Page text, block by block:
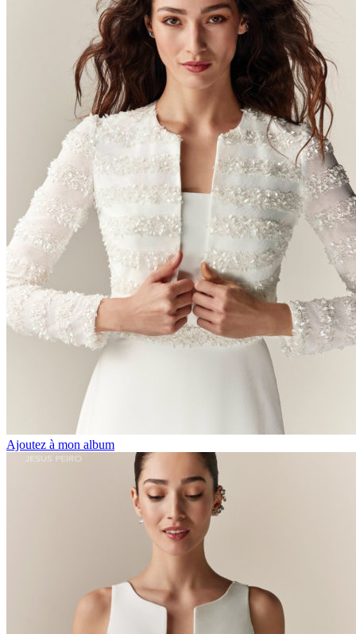
Ajoutez à mon album